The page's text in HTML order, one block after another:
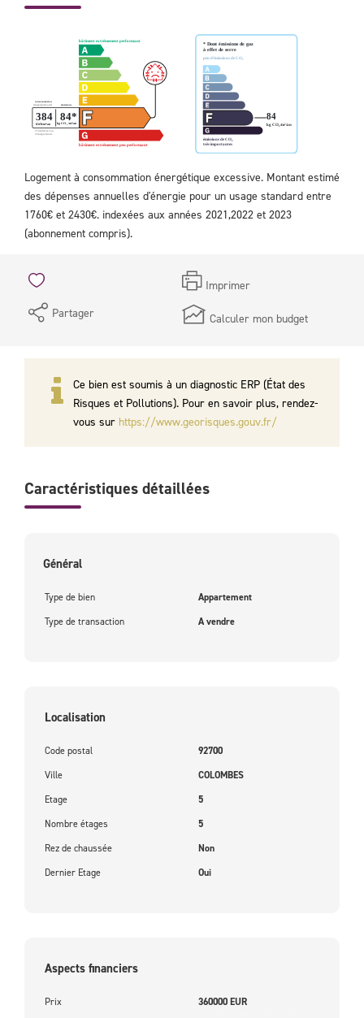
Logement à consommation énergétique excessive. Montant estimé
des dépenses annuelles d'énergie pour un usage standard entre
1760€ et 2430€. indexées aux années 2021,2022 et 2023
(abonnement compris).
Imprimer
Partager
Calculer mon budget
Ce bien est soumis à un diagnostic ERP (État des
Risques et Pollutions). Pour en savoir plus, rendez-
vous sur https://www.georisques.gouv.fr/
Caractéristiques détaillées
Général
Type de bien Appartement
Type de transaction A vendre
Localisation
Code postal 92700
Ville COLOMBES
Etage 5
Nombre étages 5
Rez de chaussée Non
Dernier Etage Oui
Aspects financiers
Prix 360000 EUR